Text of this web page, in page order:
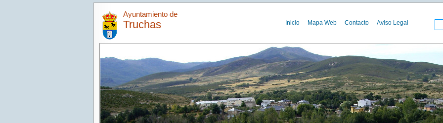
Ayuntamiento de
Truchas Inicio Mapa Web Contacto Aviso Legal